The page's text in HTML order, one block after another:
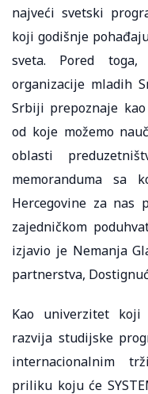
najveći svetski
koji godišnje
sveta. Pored
organizacije mladih
Srbiji prepoznaje
od koje možemo
oblasti
memoranduma sa
Hercegovine za nas
zajedničkom
izjavio je Nemanja
partnerstva,
Kao univerzitet koji
razvija studijske
internacionalnim
priliku koju će